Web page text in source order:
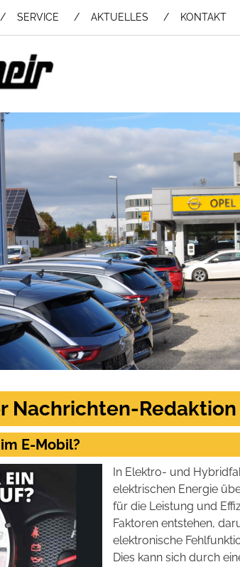
SERVICE AKTUELLES KONTAKT
Nachrichten-
E-Mobil?
In Elektro- und
elektrischen Energie
für die Leistung und
Faktoren entstehen,
elektronische
Dies kann sich durch